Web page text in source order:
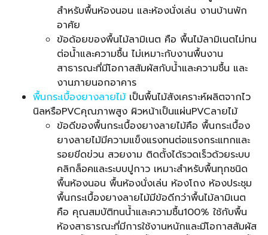
สำหรับพื้นห้องนอน และห้องนั่งเล่น งานบ้านพัก
อาศัย
ข้อด้อยของพื้นไม้ลามิเนต คือ พื้นไม้ลามิเนตไม่ทน
ต่อน้ำและความชื้น ไม่เหมาะกับงานพื้นงาน
สาธารณะที่มีโอกาสสัมผัสกับน้ำและความชื้น และ
งานภายนอกอาคาร
พื้นกระเบื้องยางลายไม้เป็นพื้นไม้สังเคราะห์ผลิตจากไว
นิลหรือPVCคุณภาพสูง ผิวหน้าเป็นแผ่นPVCลายไม้
ข้อดีของพื้นกระเบื้องยางลายไม้คือ พื้นกระเบื้อง
ยางลายไม้มีความแข็งแรงทนต่อแรงกระแทกและ
รอยขีดข่วน สวยงาม ติดตั้งได้รวดเร็วด้วยระบบ
คลิกล็อคและระบบปูกาว เหมาะสำหรับพื้นทุกชนิด
พื้นห้องนอน พื้นห้องนั่งเล่น ห้องโถง ห้องประชุม
พื้นกระเบื้องยางลายไม้มีข้อดีกว่าพื้นไม้ลามิเนต
คือ คุณสมบัติทนน้ำและความชื้น100% ใช้กับพื้น
ห้องสาธารณะที่มีการใช้งานหนักและมีโอกาสสัมผัส